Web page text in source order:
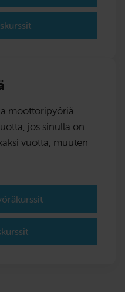
moottoripyöriä.
jos sinulla on
vuotta, muuten